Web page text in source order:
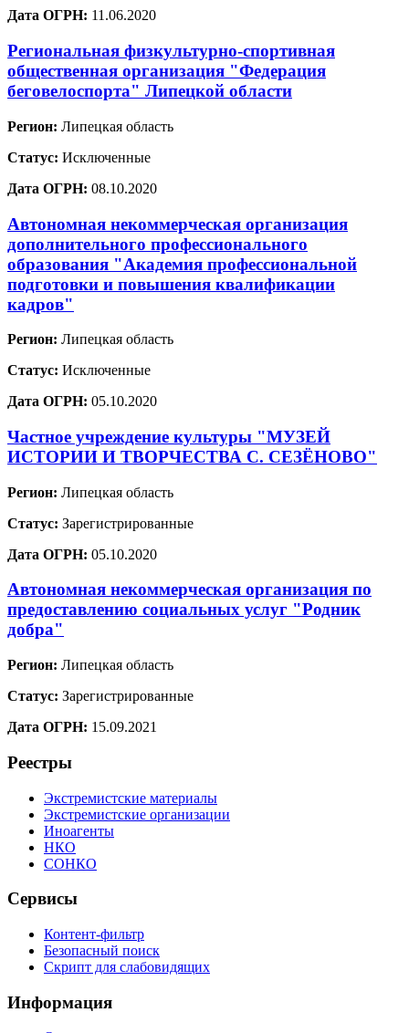
Дата ОГРН: 11.06.2020
Региональная физкультурно-спортивная
общественная организация "Федерация
беговелоспорта" Липецкой области
Регион: Липецкая область
Статус: Исключенные
Дата ОГРН: 08.10.2020
Автономная некоммерческая организация
дополнительного профессионального
образования "Академия профессиональной
подготовки и повышения квалификации
кадров"
Регион: Липецкая область
Статус: Исключенные
Дата ОГРН: 05.10.2020
Частное учреждение культуры "МУЗЕЙ
ИСТОРИИ И ТВОРЧЕСТВА С. СЕЗЁНОВО"
Регион: Липецкая область
Статус: Зарегистрированные
Дата ОГРН: 05.10.2020
Автономная некоммерческая организация по
предоставлению социальных услуг "Родник
добра"
Регион: Липецкая область
Статус: Зарегистрированные
Дата ОГРН: 15.09.2021
Реестры
Экстремистские материалы
Экстремистские организации
Иноагенты
НКО
СОНКО
Сервисы
Контент-фильтр
Безопасный поиск
Скрипт для слабовидящих
Информация